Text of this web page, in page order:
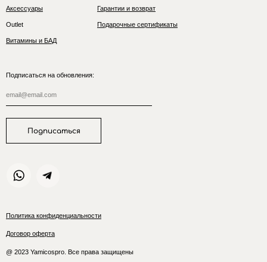
Политика конфиденциальности
Договор оферта
@ 2023 Yamicospro. Все права защищены
Аксессуары
Outlet
Витамины и БАД
Гарантии и возврат
Подарочные сертификаты
Подписаться на обновления:
Подписаться